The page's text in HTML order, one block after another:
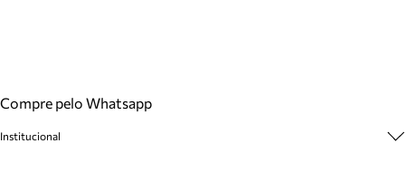
Compre pelo Whatsapp
Institucional